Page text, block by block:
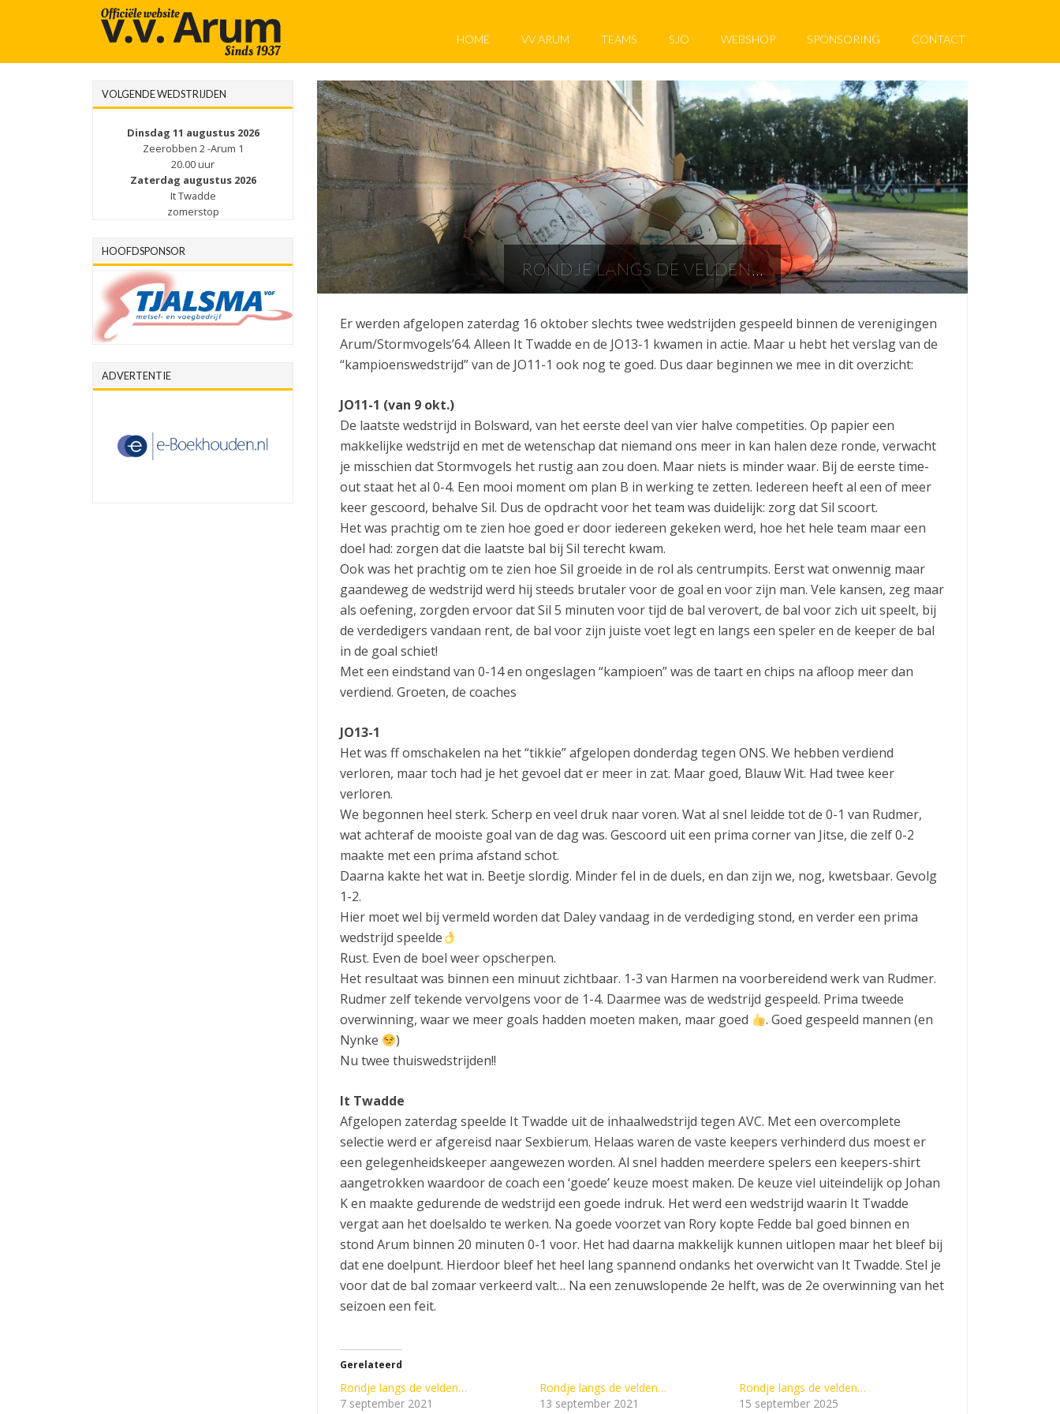
HOME VV ARUM TEAMS SJO WEBSHOP SPONSORING CONTACT
RONDJE LANGS DE VELDEN…
Er werden afgelopen zaterdag 16 oktober slechts twee wedstrijden gespeeld binnen de verenigingen
Arum/Stormvogels’64. Alleen It Twadde en de JO13-1 kwamen in actie. Maar u hebt het verslag van de
“kampioenswedstrijd” van de JO11-1 ook nog te goed. Dus daar beginnen we mee in dit overzicht:
JO11-1 (van 9 okt.)
De laatste wedstrijd in Bolsward, van het eerste deel van vier halve competities. Op papier een
makkelijke wedstrijd en met de wetenschap dat niemand ons meer in kan halen deze ronde, verwacht
je misschien dat Stormvogels het rustig aan zou doen. Maar niets is minder waar. Bij de eerste time-
out staat het al 0-4. Een mooi moment om plan B in werking te zetten. Iedereen heeft al een of meer
keer gescoord, behalve Sil. Dus de opdracht voor het team was duidelijk: zorg dat Sil scoort.
Het was prachtig om te zien hoe goed er door iedereen gekeken werd, hoe het hele team maar een
doel had: zorgen dat die laatste bal bij Sil terecht kwam.
Ook was het prachtig om te zien hoe Sil groeide in de rol als centrumpits. Eerst wat onwennig maar
gaandeweg de wedstrijd werd hij steeds brutaler voor de goal en voor zijn man. Vele kansen, zeg maar
als oefening, zorgden ervoor dat Sil 5 minuten voor tijd de bal verovert, de bal voor zich uit speelt, bij
de verdedigers vandaan rent, de bal voor zijn juiste voet legt en langs een speler en de keeper de bal
in de goal schiet!
Met een eindstand van 0-14 en ongeslagen “kampioen” was de taart en chips na afloop meer dan
verdiend. Groeten, de coaches
JO13-1
Het was ff omschakelen na het “tikkie” afgelopen donderdag tegen ONS. We hebben verdiend
verloren, maar toch had je het gevoel dat er meer in zat. Maar goed, Blauw Wit. Had twee keer
verloren.
We begonnen heel sterk. Scherp en veel druk naar voren. Wat al snel leidde tot de 0-1 van Rudmer,
wat achteraf de mooiste goal van de dag was. Gescoord uit een prima corner van Jitse, die zelf 0-2
maakte met een prima afstand schot.
Daarna kakte het wat in. Beetje slordig. Minder fel in de duels, en dan zijn we, nog, kwetsbaar. Gevolg
1-2.
Hier moet wel bij vermeld worden dat Daley vandaag in de verdediging stond, en verder een prima
wedstrijd speelde
Rust. Even de boel weer opscherpen.
Het resultaat was binnen een minuut zichtbaar. 1-3 van Harmen na voorbereidend werk van Rudmer.
Rudmer zelf tekende vervolgens voor de 1-4. Daarmee was de wedstrijd gespeeld. Prima tweede
overwinning, waar we meer goals hadden moeten maken, maar goed
. Goed gespeeld mannen (en
Nynke
)
Nu twee thuiswedstrijden!!
It Twadde
Afgelopen zaterdag speelde It Twadde uit de inhaalwedstrijd tegen AVC. Met een overcomplete
selectie werd er afgereisd naar Sexbierum. Helaas waren de vaste keepers verhinderd dus moest er
een gelegenheidskeeper aangewezen worden. Al snel hadden meerdere spelers een keepers-shirt
aangetrokken waardoor de coach een ‘goede’ keuze moest maken. De keuze viel uiteindelijk op Johan
K en maakte gedurende de wedstrijd een goede indruk. Het werd een wedstrijd waarin It Twadde
vergat aan het doelsaldo te werken. Na goede voorzet van Rory kopte Fedde bal goed binnen en
stond Arum binnen 20 minuten 0-1 voor. Het had daarna makkelijk kunnen uitlopen maar het bleef bij
dat ene doelpunt. Hierdoor bleef het heel lang spannend ondanks het overwicht van It Twadde. Stel je
voor dat de bal zomaar verkeerd valt… Na een zenuwslopende 2e helft, was de 2e overwinning van het
seizoen een feit.
Gerelateerd
Rondje langs de velden…
7 september 2021
Rondje langs de velden…
13 september 2021
Rondje langs de velden…
15 september 2025
VOLGENDE WEDSTRIJDEN
Dinsdag 11 augustus 2026
Zeerobben 2 -Arum 1
20.00 uur
Zaterdag augustus 2026
It Twadde
zomerstop
HOOFDSPONSOR
ADVERTENTIE